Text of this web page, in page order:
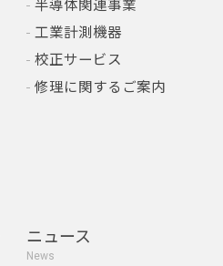
半導体関連事業
工業計測機器
校正サービス
修理に関するご案内
ニュース
News